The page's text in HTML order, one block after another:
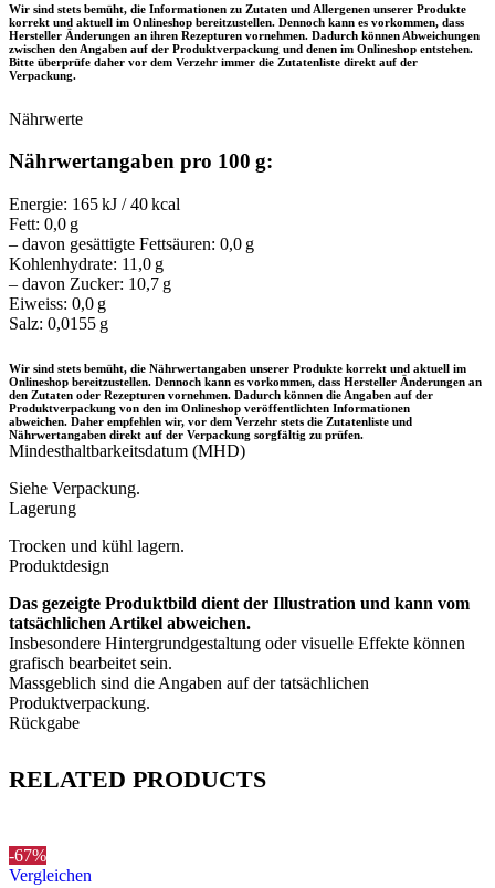
Wir sind stets bemüht, die Informationen zu Zutaten und Allergenen unserer Produkte
korrekt und aktuell im Onlineshop bereitzustellen. Dennoch kann es vorkommen, dass
Hersteller Änderungen an ihren Rezepturen vornehmen. Dadurch können Abweichungen
zwischen den Angaben auf der Produktverpackung und denen im Onlineshop entstehen.
Bitte überprüfe daher vor dem Verzehr immer die Zutatenliste direkt auf der
Verpackung.
Nährwerte
Nährwertangaben pro 100 g:
Energie: 165 kJ / 40 kcal
Fett: 0,0 g
– davon gesättigte Fettsäuren: 0,0 g
Kohlenhydrate: 11,0 g
– davon Zucker: 10,7 g
Eiweiss: 0,0 g
Salz: 0,0155 g
Wir sind stets bemüht, die Nährwertangaben unserer Produkte korrekt und aktuell im
Onlineshop bereitzustellen. Dennoch kann es vorkommen, dass Hersteller Änderungen an
den Zutaten oder Rezepturen vornehmen. Dadurch können die Angaben auf der
Produktverpackung von den im Onlineshop veröffentlichten Informationen
abweichen. Daher empfehlen wir, vor dem Verzehr stets die Zutatenliste und
Nährwertangaben direkt auf der Verpackung sorgfältig zu prüfen.
Mindesthaltbarkeitsdatum (MHD)
Siehe Verpackung.
Lagerung
Trocken und kühl lagern.
Produktdesign
Das gezeigte Produktbild dient der Illustration und kann vom
tatsächlichen Artikel abweichen.
Insbesondere Hintergrundgestaltung oder visuelle Effekte können
grafisch bearbeitet sein.
Massgeblich sind die Angaben auf der tatsächlichen
Produktverpackung.
Rückgabe
RELATED PRODUCTS
-67%
Vergleichen